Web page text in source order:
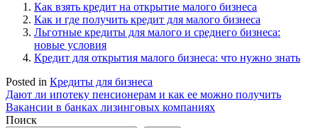
Как взять кредит на открытие малого бизнеса
Как и где получить кредит для малого бизнеса
Льготные кредиты для малого и среднего бизнеса:
новые условия
Кредит для открытия малого бизнеса: что нужно знать
Posted in Кредиты для бизнеса
Навигация
по
Дают ли ипотеку пенсионерам и как ее можно получить
Вакансии в банках лизинговых компаниях
Поиск